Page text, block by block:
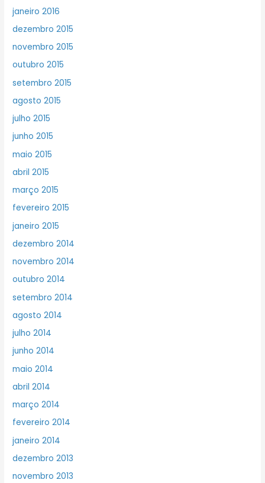
janeiro 2016
dezembro 2015
novembro 2015
outubro 2015
setembro 2015
agosto 2015
julho 2015
junho 2015
maio 2015
abril 2015
março 2015
fevereiro 2015
janeiro 2015
dezembro 2014
novembro 2014
outubro 2014
setembro 2014
agosto 2014
julho 2014
junho 2014
maio 2014
abril 2014
março 2014
fevereiro 2014
janeiro 2014
dezembro 2013
novembro 2013